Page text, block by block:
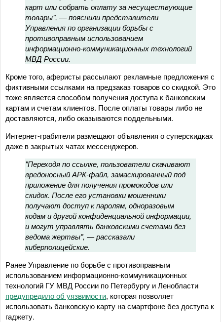
карт или собрать оплату за несуществующие
товары", — пояснили представители
Управления по организации борьбы с
противоправным использованием
информационно-коммуникационных технологий
МВД России.
Кроме того, аферисты рассылают рекламные предложения с
фиктивными ссылками на предзаказ товаров со скидкой. Это
тоже является способом получения доступа к банковским
картам и счетам клиентов. После оплаты товары либо не
доставляются, либо оказываются поддельными.
Интернет-грабители размещают объявления о суперскидках
даже в закрытых чатах мессенджеров.
"Переходя по ссылке, пользователи скачивают
вредоносный АРК-файл, замаскированный под
приложение для получения промокодов или
скидок. После его установки мошенники
получают доступ к паролям, одноразовым
кодам и другой конфиденциальной информации,
и могут управлять банковскими счетами без
ведома жертвы", — рассказали
киберполицейские.
Ранее Управление по борьбе с противоправным
использованием информационно-коммуникационных
технологий ГУ МВД России по Петербургу и Ленобласти
предупредило об уязвимости, которая позволяет
использовать банковскую карту на смартфоне без доступа к
гаджету.